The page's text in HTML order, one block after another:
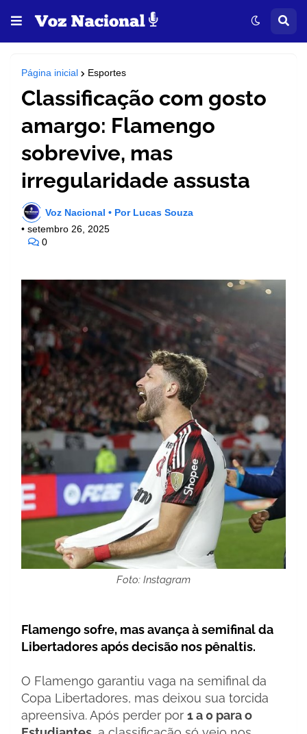
Página inicial Esportes
Classificação com gosto
amargo: Flamengo
sobrevive, mas
irregularidade assusta
Voz Nacional • Por Lucas Souza
• setembro 26, 2025
0
Foto: Instagram
Flamengo sofre, mas avança à semifinal da
Libertadores após decisão nos pênaltis.
O Flamengo garantiu vaga na semifinal da
Copa Libertadores, mas deixou sua torcida
apreensiva. Após perder por 1 a 0 para o